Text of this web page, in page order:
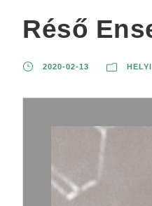
Réső
2020-02-13 HELYI